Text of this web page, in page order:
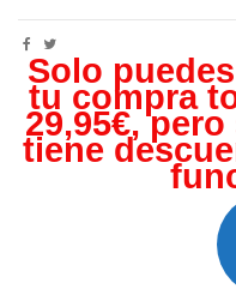
Solo
tu compra
29,95€, pero
tiene